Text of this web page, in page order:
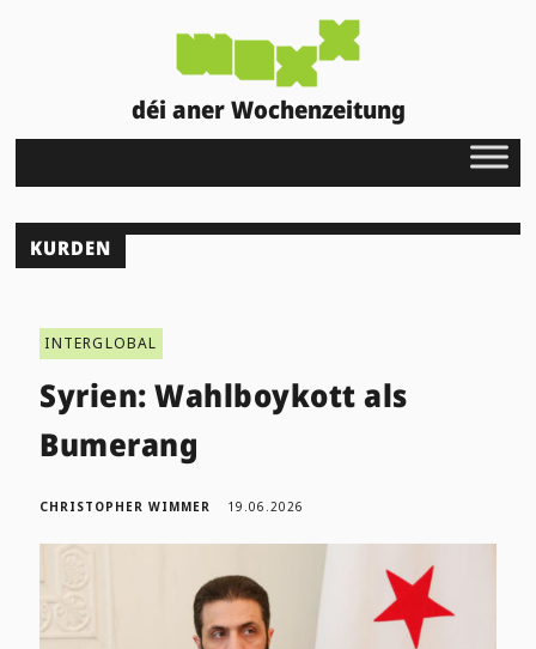
déi aner Wochenzeitung
KURDEN
INTERGLOBAL
Syrien: Wahlboykott als
Bumerang
CHRISTOPHER WIMMER 19.06.2026